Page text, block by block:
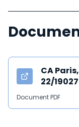
CA
22/19027
Document PDF